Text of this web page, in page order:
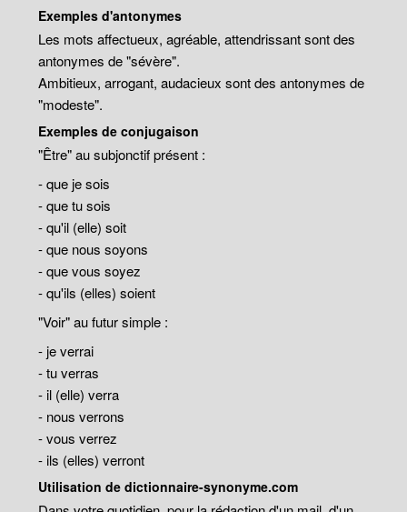
Exemples d'antonymes
Les mots affectueux, agréable, attendrissant sont des
antonymes de "sévère".
Ambitieux, arrogant, audacieux sont des antonymes de
"modeste".
Exemples de conjugaison
"Être" au subjonctif présent :
- que je sois
- que tu sois
- qu'il (elle) soit
- que nous soyons
- que vous soyez
- qu'ils (elles) soient
"Voir" au futur simple :
- je verrai
- tu verras
- il (elle) verra
- nous verrons
- vous verrez
- ils (elles) verront
Utilisation de dictionnaire-synonyme.com